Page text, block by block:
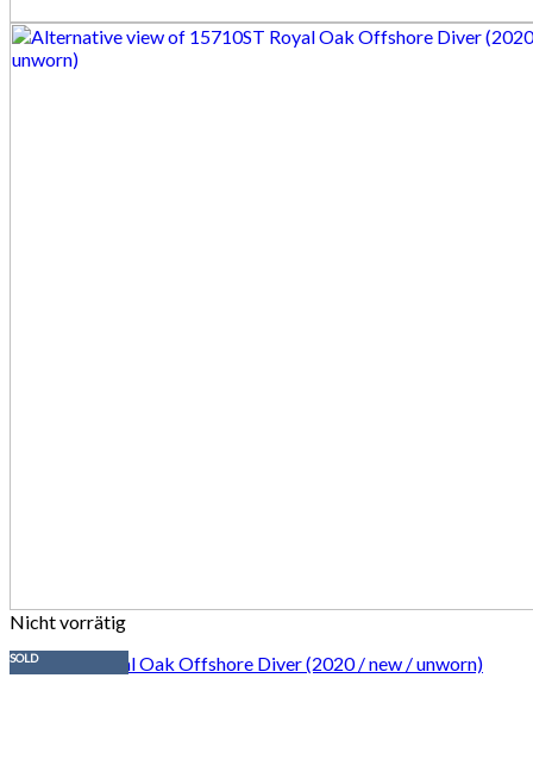
SOLD
Nicht vorrätig
15710ST Royal Oak Offshore Diver (2020 / new / unworn)